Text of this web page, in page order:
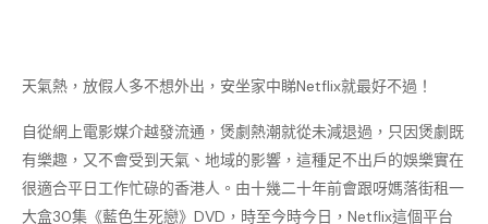
天氣熱，放假人多不想外出，安坐家中睇Netflix就最好不過！
自從網上電影媒介越發流通，煲劇熱潮就從未減退過，只因煲劇既
有樂趣，又不會受到天氣、地域的影響，這種足不出戶的娛樂實在
很適合平日工作忙碌的香港人。由十幾二十年前會跟呀媽落街租一
大盒30集《藍色生死戀》DVD，時至今時今日，Netflix這個平台